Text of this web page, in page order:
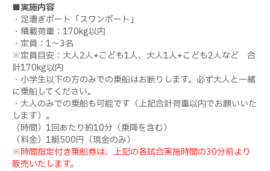
■実施内容
・足漕ぎボート「スワンボート」
・積載荷重：170kg以内
・定員：1～3名
※定員目安：大人2人+こども1人、大人1人+こども2人など 合
計170kg以内
・小学生以下の方のみでの乗船はお断りします。必ず大人と一緒
に乗船してください。
・大人のみでの乗船も可能です（上記合計荷重以内でお願いいた
します）。
（時間）1回あたり約10分（乗降を含む）
（料金）1艇500円（現金のみ）
※時間指定付き乗船券は、上記の各試合実施時間の30分前より
販売いたします。